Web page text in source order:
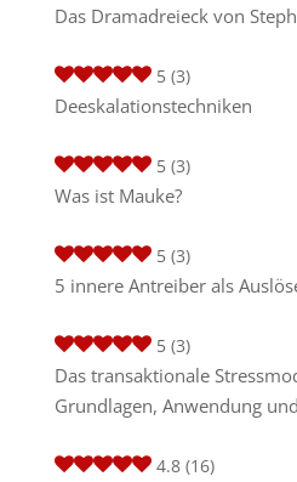
Das Dramadreieck von
5 (3)
Deeskalationstechniken
5 (3)
Was ist Mauke?
5 (3)
5 innere Antreiber als
5 (3)
Das transaktionale
Grundlagen, Anwendung
4.8 (16)